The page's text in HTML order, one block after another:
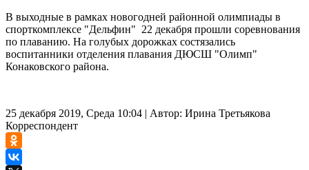
В выходные в рамках новогодней районной олимпиады в
спорткомплексе "Дельфин" 22 декабря прошли соревнования
по плаванию. На голубых дорожках состязались
воспитанники отделения плавания ДЮСШ "Олимп"
Конаковского района.
25 декабря 2019, Среда 10:04 | Автор: Ирина Третьякова
Корреспондент